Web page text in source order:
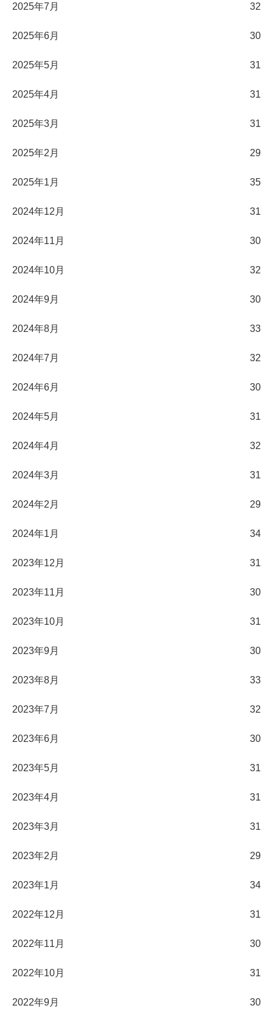
2025年7月 32
2025年6月 30
2025年5月 31
2025年4月 31
2025年3月 31
2025年2月 29
2025年1月 35
2024年12月 31
2024年11月 30
2024年10月 32
2024年9月 30
2024年8月 33
2024年7月 32
2024年6月 30
2024年5月 31
2024年4月 32
2024年3月 31
2024年2月 29
2024年1月 34
2023年12月 31
2023年11月 30
2023年10月 31
2023年9月 30
2023年8月 33
2023年7月 32
2023年6月 30
2023年5月 31
2023年4月 31
2023年3月 31
2023年2月 29
2023年1月 34
2022年12月 31
2022年11月 30
2022年10月 31
2022年9月 30